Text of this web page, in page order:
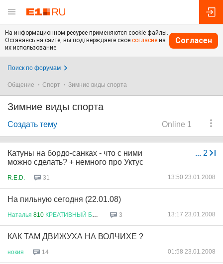
На информационном ресурсе применяются cookie-файлы.
Оставаясь на сайте, вы подтверждаете свое согласие на
их использование.
Согласен
Поиск по форумам
Общение Спорт Зимние виды спорта
Зимние виды спорта
Online 1
Создать тему
... 2
Катуны на бордо-санках - что с ними
можно сделать? + немного про Уктус
R.E.D. 31 13:50 23.01.2008
На пильную сегодня (22.01.08)
Наталья 810 КРЕАТИВНЫЙ БУХГАЛТ ... 3 13:17 23.01.2008
КАК ТАМ ДВИЖУХА НА ВОЛЧИХЕ ?
нокия 14 01:58 23.01.2008